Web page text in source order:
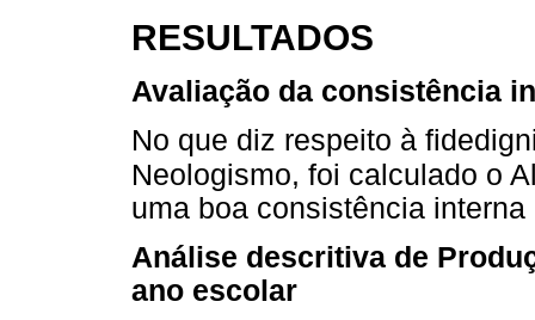
RESULTADOS
Avaliação da consistência
No que diz respeito à
Neologismo, foi calculado o
uma boa consistência
Análise descritiva de
ano escolar